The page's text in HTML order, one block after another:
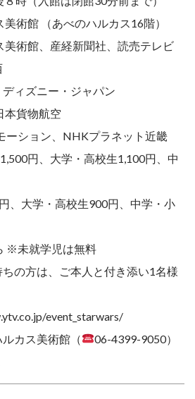
術館 （あべのハルカス16階）
美術館、産経新聞社、読売テレビ
ィズニー・ジャパン
本貨物航空
ーション、NHKプラネット近畿
円、大学・高校生1,100円、中
、大学・高校生900円、中学・小
※未就学児は無料
の方は、ご本人と付き添い1名様
event_starwars/
カス美術館（
06-4399-9050）